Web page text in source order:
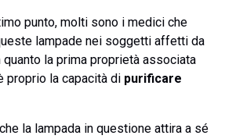
punto, molti sono i medici che
lampade nei soggetti affetti da
la prima proprietà associata
proprio la capacità di purificare
la lampada in questione attira a sé